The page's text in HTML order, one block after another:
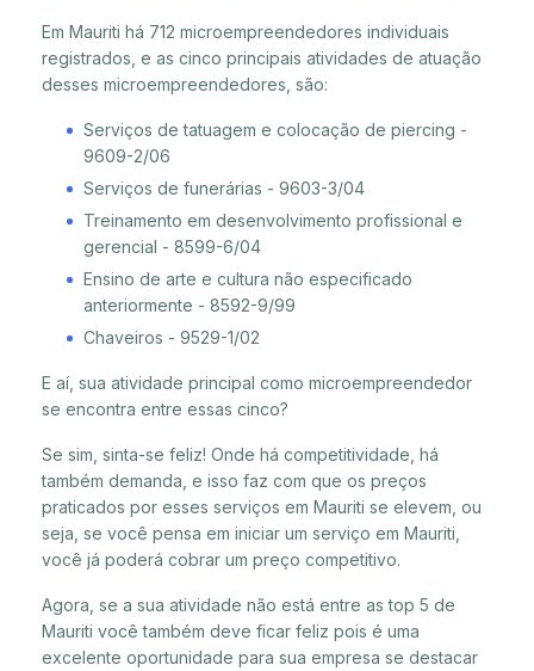
Em Mauriti há 712 microempreendedores individuais
registrados, e as cinco principais atividades de atuação
desses microempreendedores, são:
Serviços de tatuagem e colocação de piercing -
9609-2/06
Serviços de funerárias - 9603-3/04
Treinamento em desenvolvimento profissional e
gerencial - 8599-6/04
Ensino de arte e cultura não especificado
anteriormente - 8592-9/99
Chaveiros - 9529-1/02
E aí, sua atividade principal como microempreendedor
se encontra entre essas cinco?
Se sim, sinta-se feliz! Onde há competitividade, há
também demanda, e isso faz com que os preços
praticados por esses serviços em Mauriti se elevem, ou
seja, se você pensa em iniciar um serviço em Mauriti,
você já poderá cobrar um preço competitivo.
Agora, se a sua atividade não está entre as top 5 de
Mauriti você também deve ficar feliz pois é uma
excelente oportunidade para sua empresa se destacar